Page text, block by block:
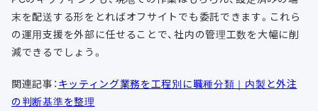
末を配送する形をとればオフサイトでも委託できます。これら
の運用支援を外部に任せることで、社内の管理工数を大幅に削
減できるでしょう。
関連記事： キッティング業務を工程別に職種分類｜内製と外注
の判断基準を整理